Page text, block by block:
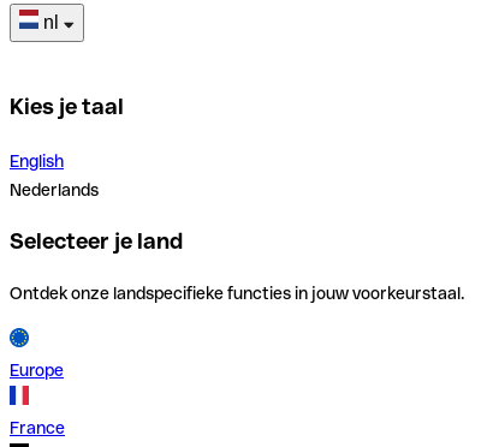
nl
Kies je taal
English
Nederlands
Selecteer je land
Ontdek onze landspecifieke functies in jouw voorkeurstaal.
Europe
France